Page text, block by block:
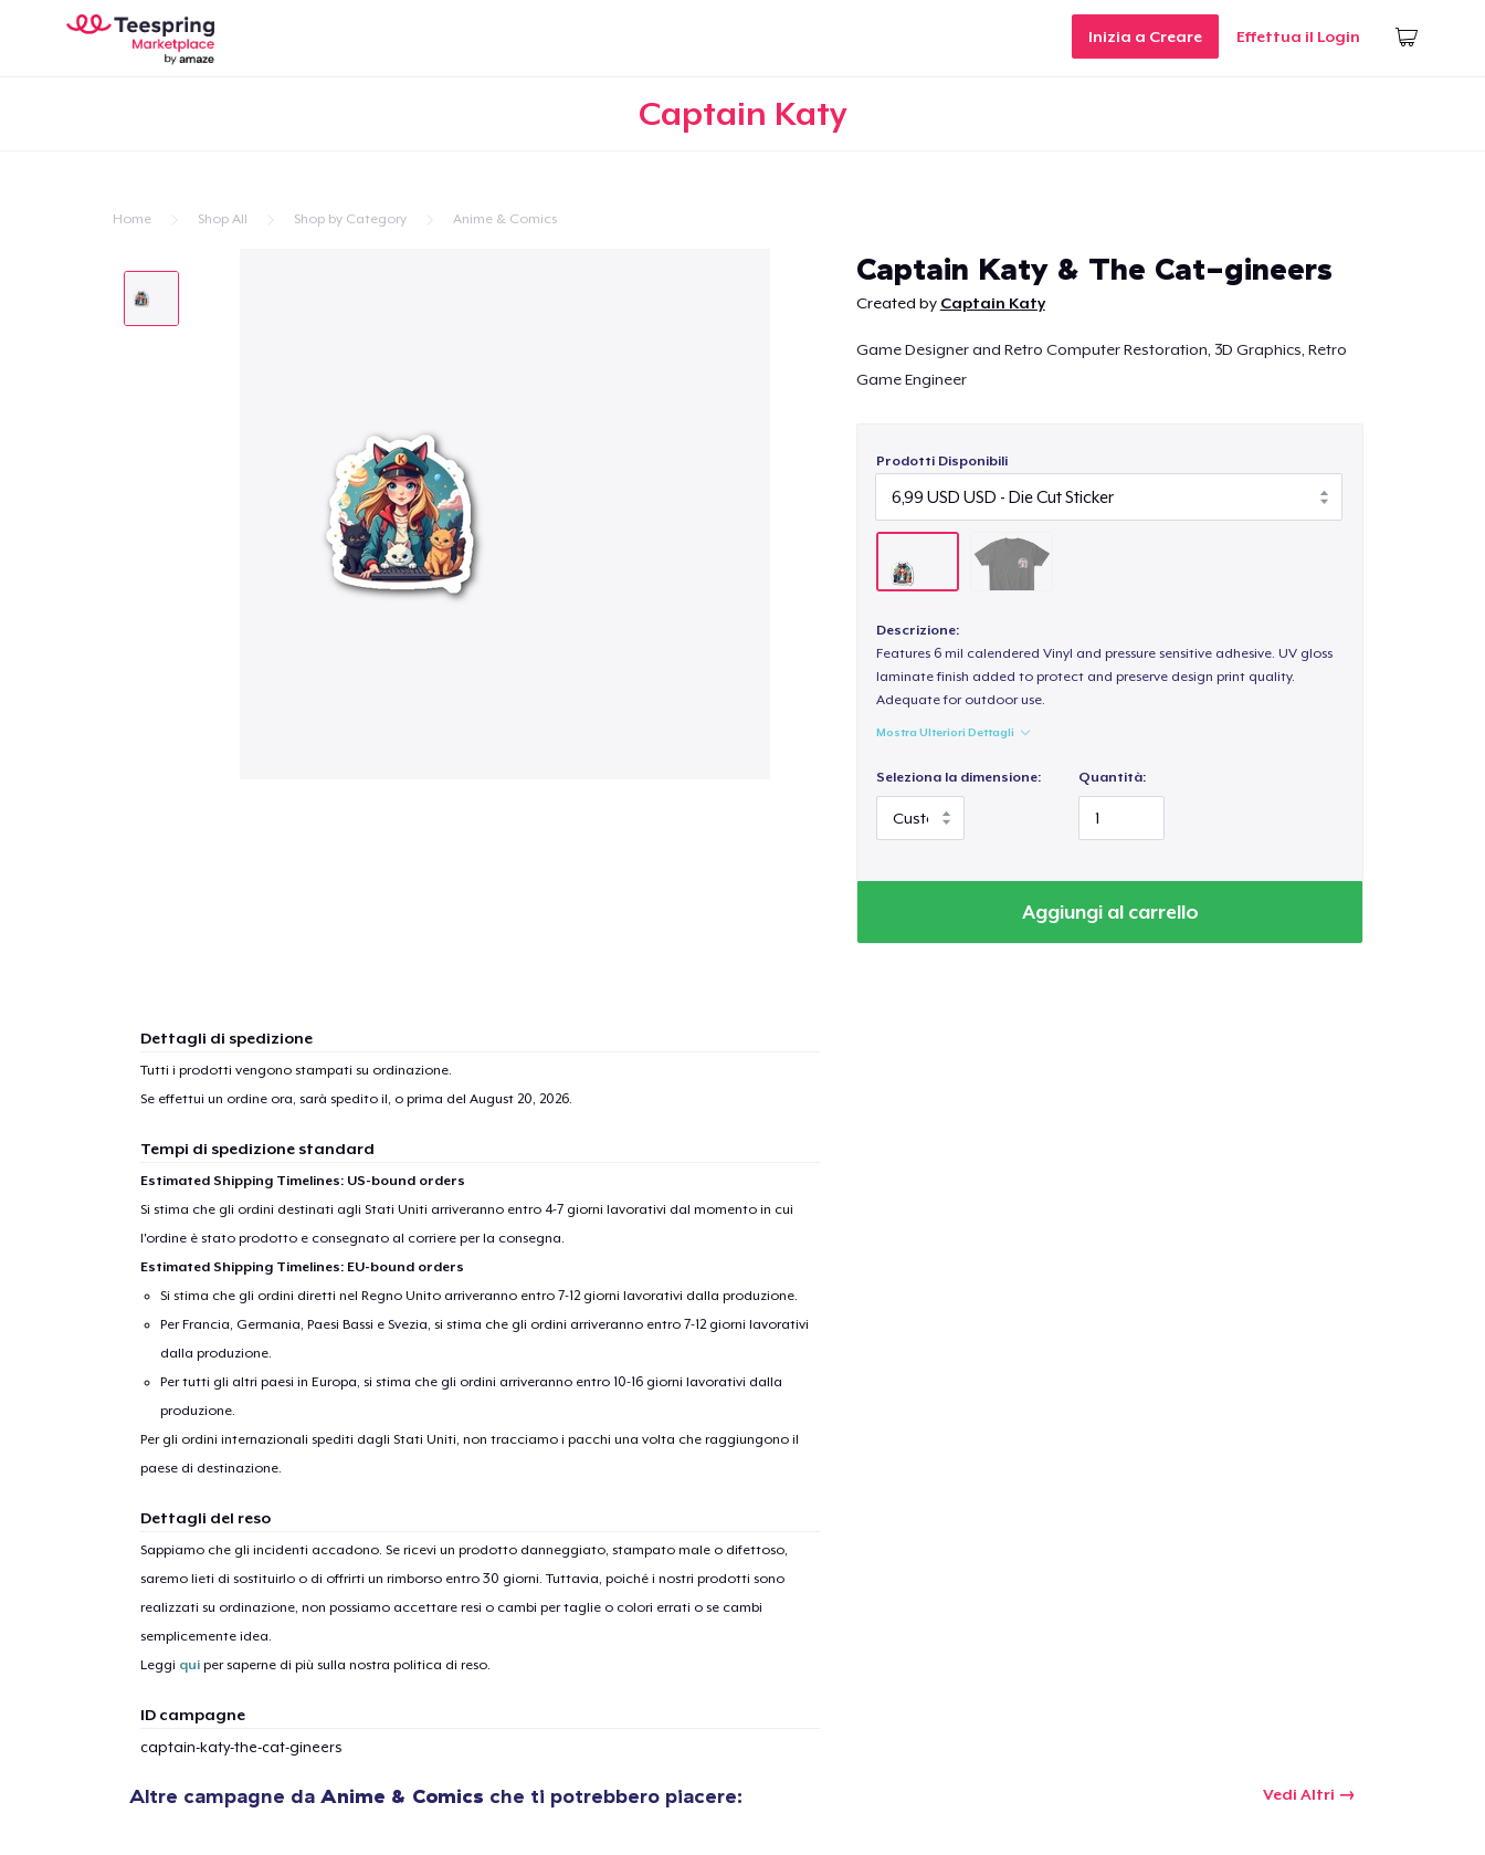
Inizia a Creare Effettua il Login
Captain Katy
Home Shop All Shop by Category Anime & Comics
Captain Katy & The Cat-gineers
Created by Captain Katy
Game Designer and Retro Computer Restoration, 3D Graphics, Retro
Game Engineer
Prodotti Disponibili
Descrizione:
Features 6 mil calendered Vinyl and pressure sensitive adhesive. UV gloss
laminate finish added to protect and preserve design print quality.
Adequate for outdoor use.
Mostra Ulteriori Dettagli
Seleziona la dimensione: Quantità:
Aggiungi al carrello
Dettagli di spedizione
Tutti i prodotti vengono stampati su ordinazione.
Se effettui un ordine ora, sarà spedito il, o prima del August 20, 2026.
Tempi di spedizione standard
Estimated Shipping Timelines: US-bound orders
Si stima che gli ordini destinati agli Stati Uniti arriveranno entro 4-7 giorni lavorativi dal momento in cui
l'ordine è stato prodotto e consegnato al corriere per la consegna.
Estimated Shipping Timelines: EU-bound orders
Si stima che gli ordini diretti nel Regno Unito arriveranno entro 7-12 giorni lavorativi dalla produzione.
Per Francia, Germania, Paesi Bassi e Svezia, si stima che gli ordini arriveranno entro 7-12 giorni lavorativi
dalla produzione.
Per tutti gli altri paesi in Europa, si stima che gli ordini arriveranno entro 10-16 giorni lavorativi dalla
produzione.
Per gli ordini internazionali spediti dagli Stati Uniti, non tracciamo i pacchi una volta che raggiungono il
paese di destinazione.
Dettagli del reso
Sappiamo che gli incidenti accadono. Se ricevi un prodotto danneggiato, stampato male o difettoso,
saremo lieti di sostituirlo o di offrirti un rimborso entro 30 giorni. Tuttavia, poiché i nostri prodotti sono
realizzati su ordinazione, non possiamo accettare resi o cambi per taglie o colori errati o se cambi
semplicemente idea.
Leggi quiper saperne di più sulla nostra politica di reso.
ID campagne
captain-katy-the-cat-gineers
Altre campagne da Anime & Comics che ti potrebbero piacere: Vedi Altri